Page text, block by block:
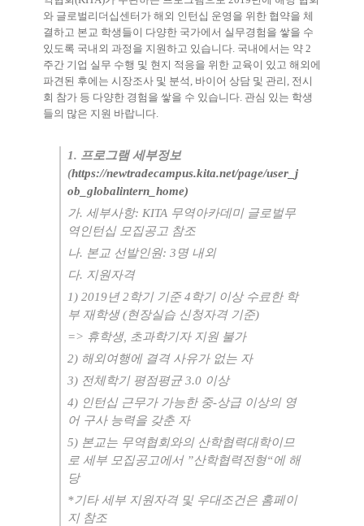
와 글로벌리더십센터가 해외 인턴십 운영을 위한 협약을 체
결하고 본교 학생들이 다양한 국가에서 실무경험을 쌓을 수
있도록 국내외 과정을 지원하고 있습니다. 국내에서는 약 2
주간 기업 실무 수행 및 현지 적응을 위한 교육이 있고 해외에
파견된 후에는 시장조사 및 분석 , 바이어 상담 및 관리 , 전시
회 참가 등 다양한 경험을 쌓을 수 있습니다. 관심 있는 학생
들의 많은 지원 바랍니다.
1. 프로그램 세부정보
(https://newtradecampus.kita.net/page/user_j
ob_globalintern_home)
가. 세부사항: KITA 무역아카데미 글로벌무
역인턴십 모집공고 참조
나. 본교 선발인원: 3 명 내외
다. 지원자격
1) 2019년2 학기 기준4 학기 이상 수료한 학
부 재학생(현장실습 신청자격 기준)
=> 휴학생, 초과학기자 지원 불가
2) 해외여행에 결격 사유가 없는 자
3) 전체학기 평점평균3.0 이상
4) 인턴십 근무가 가능한 중-상급 이상의 영
어 구사 능력을 갖춘 자
5) 본교는 무역협회와의 산학협력대학이므
로 세부 모집공고에서 ”산학협력전형“에 해
당
*기타 세부 지원자격 및 우대조건은 홈페이
지 참조